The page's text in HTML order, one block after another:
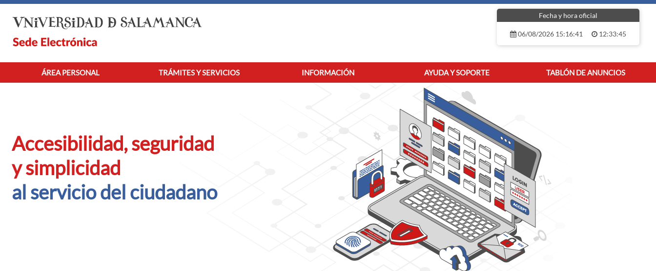
Fecha y hora oficial
06/08/2026 15:16:41 12:33:45
ÁREA PERSONAL TRÁMITES Y SERVICIOS INFORMACIÓN AYUDA Y SOPORTE TABLÓN DE ANUNCIOS
Accesibilidad, seguridad
y simplicidad
al servicio del ciudadano